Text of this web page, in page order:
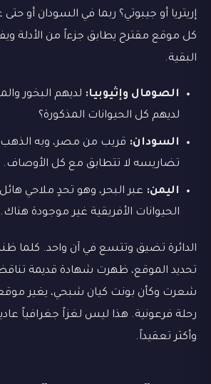
إريتريا أو جيبوتي؟ ربما في السودان أو حتى
كل موقع مقترح يطابق جزءاً من الأدلة
البقية.
الصومال وإثيوبيا: لديهم البخور
لديهم كل الحيوانات المذكورة؟
السودان: قريب من مصر، وبه الذهب
تضاريسه لا تتطابق مع كل الأوصاف.
اليمن: عبر البحر، وهو تحدٍ ملاحي
الحيوانات الأفريقية غير موجودة هناك.
الدائرة تضيق وتتسع في آن واحد. كلما
تحديد الموقع، ظهرت شهادة قديمة
شعرت وكأن بونت كيان شبحي، يغير
رحلة فرعونية. هذا ليس لغزاً جغرافياً
وأكثر تعقيداً.